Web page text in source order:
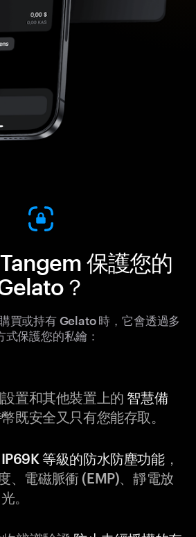
保護您的
？
買或持有 Gelato 時，它會透過多
式保護您的私鑰：
置和其他裝置上的 智慧備
既安全又只有您能存取。
IP69K 等級的防水防塵功能，
、電磁脈衝 (EMP)、靜電放
。